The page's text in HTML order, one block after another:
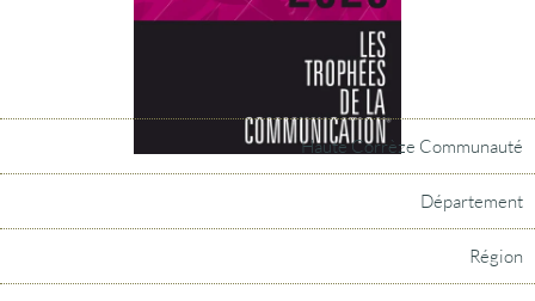
Haute Corrèze Communauté
Département
Région